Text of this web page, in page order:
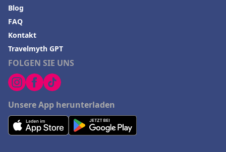
FOLGEN SIE UNS
Unsere App herunterladen
Blog
FAQ
Kontakt
Travelmyth GPT